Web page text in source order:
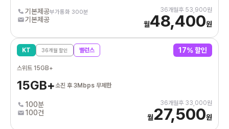
기본제공부가통화 300분
기본제공
36개월후 53,900원
월48,400원
KT 36개월 할인 밸런스 17% 할인
스위트 15GB+
15GB+소진 후 3Mbps 무제한
100분
100건
36개월후 33,000원
월27,500원